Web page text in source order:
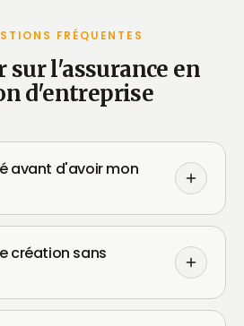
FRÉQUENTES
sur l'assurance en
d'entreprise
avant d'avoir mon
création sans